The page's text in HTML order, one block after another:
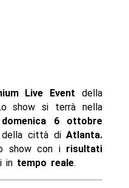
Live Event della
show si terrà nella
domenica 6
ottobre
città diAtlanta.
show con i risultati
in tempo reale.